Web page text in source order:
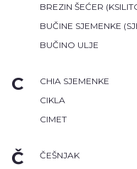
BREZIN ŠEĆER
BUČINE SJEMENKE
BUČINO ULJE
C
CHIA SJEMENKE
CIKLA
CIMET
Č ČEŠNJAK